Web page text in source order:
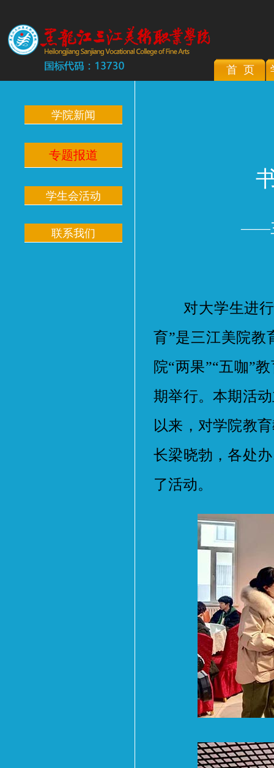
首 页
学院新闻
专题报道
学生会活动
联系我们 ——
对大学生进行“
育”是三江美院教
院“两果”“五咖”
期举行。本期活
以来，对学院教
长梁晓勃，各处
了活动。